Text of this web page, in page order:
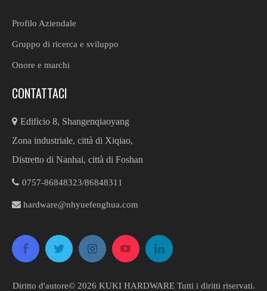
Profilo Aziendale
Gruppo di ricerca e sviluppo
Onore e marchi
CONTATTACI
 Edificio 8, Shangenqiaoyang
Zona industriale, città di Xiqiao,
Distretto di Nanhai, città di Foshan
 0757-86848323/86848311​​​​​​​
 hardware@nhyuefenghua.com
Diritto d'autore© 2026 ​​​​​​​ KUKI HARDWARE Tutti i diritti riservati.